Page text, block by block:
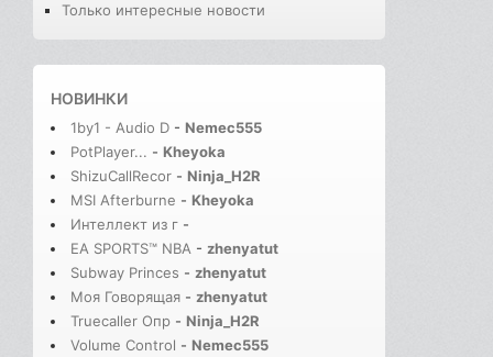
Только интересные новости
НОВИНКИ
1by1 - Audio D - Nemec555
PotPlayer... - Kheyoka
ShizuCallRecor - Ninja_H2R
MSI Afterburne - Kheyoka
Интеллект из г -
EA SPORTS™ NBA - zhenyatut
Subway Princes - zhenyatut
Моя Говорящая - zhenyatut
Truecaller Опр - Ninja_H2R
Volume Control - Nemec555